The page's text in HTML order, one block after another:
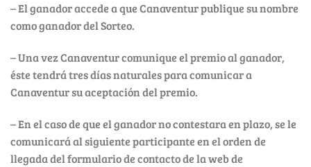
– El ganador accede a que Canaventur publique su nombre
como ganador del Sorteo.
– Una vez Canaventur comunique el premio al ganador,
éste tendrá tres días naturales para comunicar a
Canaventur su aceptación del premio.
– En el caso de que el ganador no contestara en plazo, se le
comunicará al siguiente participante en el orden de
llegada del formulario de contacto de la web de